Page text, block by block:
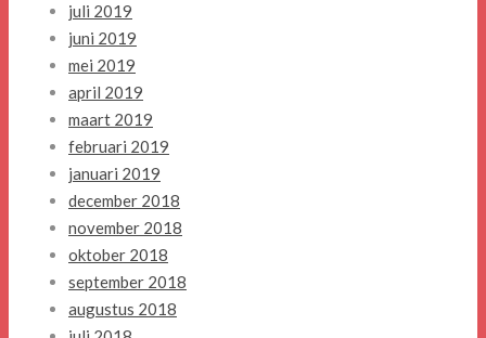
juli 2019
juni 2019
mei 2019
april 2019
maart 2019
februari 2019
januari 2019
december 2018
november 2018
oktober 2018
september 2018
augustus 2018